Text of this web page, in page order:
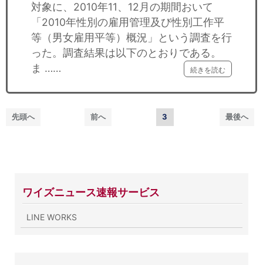
対象に、2010年11、12月の期間おいて
「2010年性別の雇用管理及び性別工作平
等（男女雇用平等）概況」という調査を行
った。調査結果は以下のとおりである。
ま ……
続きを読む
先頭へ 前へ 3 最後へ
ワイズニュース速報サービス
LINE WORKS